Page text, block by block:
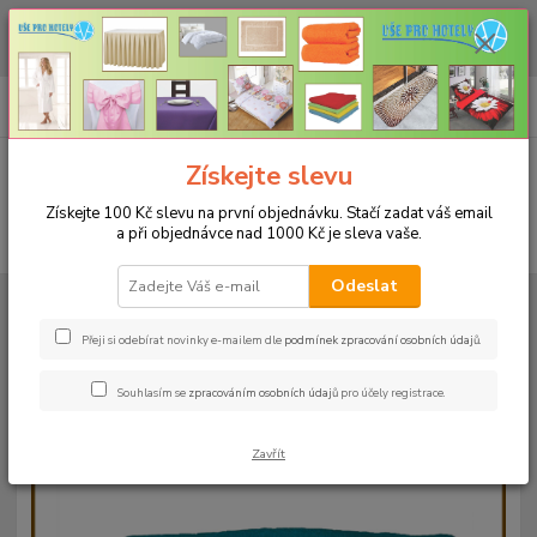
CHCETE NAKOUPIT VĚTŠÍ MNOŽSTVÍ NAŠICH PRODUKTŮ ZA LEPŠÍ
CENU? Klikněte ZDE
CZK
+420 773 794 023
Pondělí-pátek 9-16 hodin
0ks
za0 Kč
RUČNÍKY A OSUŠKY
Ručníky 50x100cm bez bordury - 500g/m²
Ručník 50x100cm - agua-18 -
500g/m2
Získejte slevu
Získejte 100 Kč slevu na první objednávku. Stačí zadat váš email
a při objednávce nad 1000 Kč je sleva vaše.
Odeslat
Přeji si odebírat novinky e-mailem dle podmínek zpracování osobních údajů.
Souhlasím se zpracováním osobních údajů pro účely registrace.
Zavřít